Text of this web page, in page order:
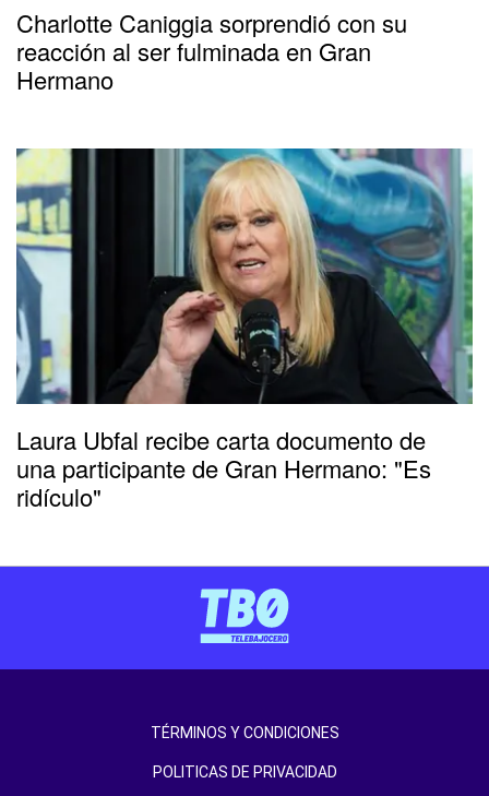
Charlotte Caniggia sorprendió con su
reacción al ser fulminada en Gran
Hermano
Laura Ubfal recibe carta documento de
una participante de Gran Hermano: "Es
ridículo"
TÉRMINOS Y CONDICIONES
POLITICAS DE PRIVACIDAD